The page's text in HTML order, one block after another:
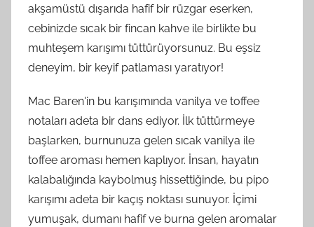
akşamüstü dışarıda hafif bir rüzgar eserken,
cebinizde sıcak bir fincan kahve ile birlikte bu
muhteşem karışımı tüttürüyorsunuz. Bu eşsiz
deneyim, bir keyif patlaması yaratıyor!
Mac Baren'in bu karışımında vanilya ve toffee
notaları adeta bir dans ediyor. İlk tüttürmeye
başlarken, burnunuza gelen sıcak vanilya ile
toffee aroması hemen kaplıyor. İnsan, hayatın
kalabalığında kaybolmuş hissettiğinde, bu pipo
karışımı adeta bir kaçış noktası sunuyor. İçimi
yumuşak, dumanı hafif ve burna gelen aromalar